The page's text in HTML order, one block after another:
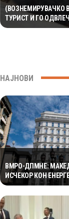
(ВОЗНЕМИРУВАЧКО
ТУРИСТ И ГО
НАЈНОВИ
ВМРО-ДПМНЕ:
ИСЧЕКОР КОН
НАД 800 НОВИ
ОБНОВЛИВИ ИЗВОРИ